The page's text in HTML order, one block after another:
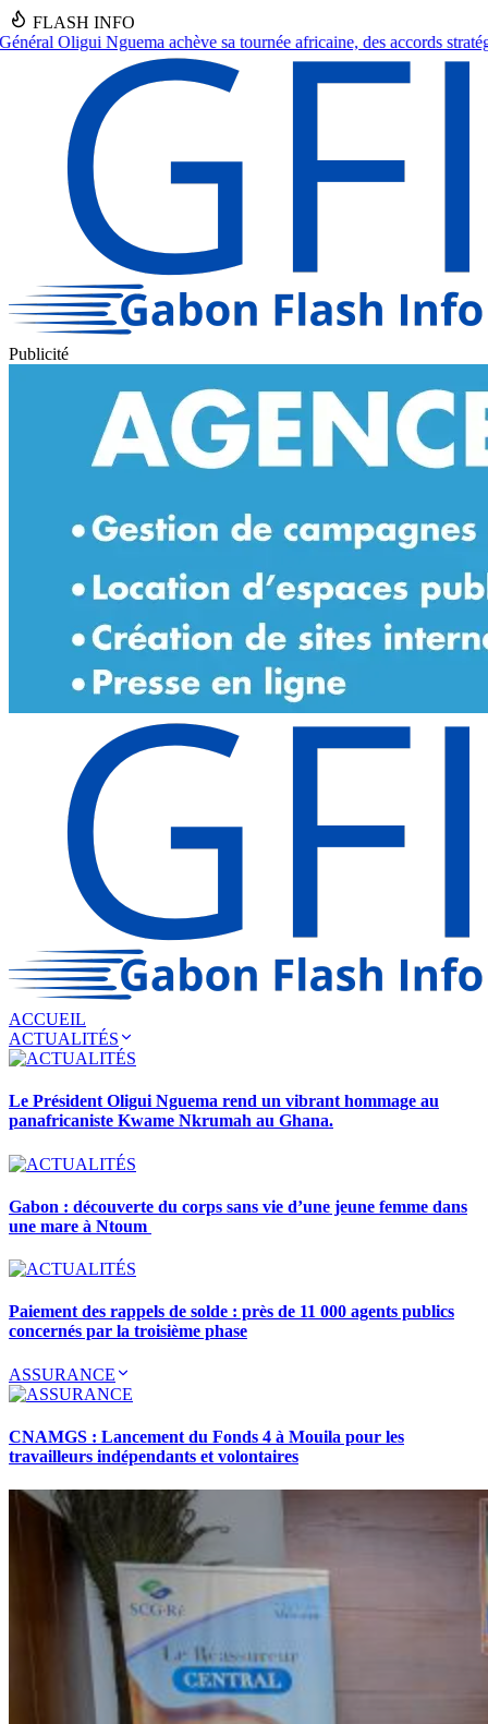
FLASH INFO
africaine, des accords stratégiques en vue.●Franceville : Un
Publicité
ACCUEIL
ACTUALITÉS
Le Président Oligui Nguema rend un vibrant hommage au
panafricaniste Kwame Nkrumah au Ghana.
Gabon : découverte du corps sans vie d’une jeune femme dans
une mare à Ntoum
Paiement des rappels de solde : près de 11 000 agents publics
concernés par la troisième phase
ASSURANCE
CNAMGS : Lancement du Fonds 4 à Mouila pour les
travailleurs indépendants et volontaires